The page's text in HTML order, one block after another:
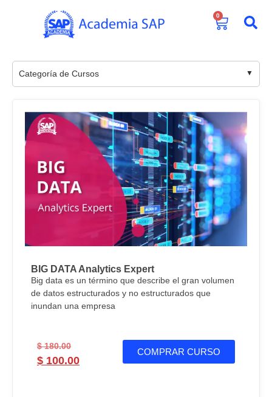
0
Categoría de Cursos
BIG DATA Analytics Expert
Big data es un término que describe el gran volumen
de datos estructurados y no estructurados que
inundan una empresa
$180.00
$ 100.00
COMPRAR CURSO